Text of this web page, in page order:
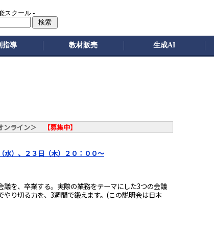
スクール -
指導 教材販売 生成AI
ンライン＞ 【募集中】
水）、２３日（木）２０：００～
を、卒業する。実際の業務をテーマにした3つの会議
り切る力を、3週間で鍛えます。(この説明会は日本